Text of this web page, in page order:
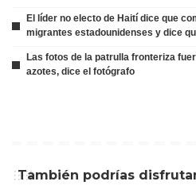
El líder no electo de Haití dice que
migrantes estadounidenses y dice
Las fotos de la patrulla fronteriza
azotes, dice el fotógrafo
También podrías